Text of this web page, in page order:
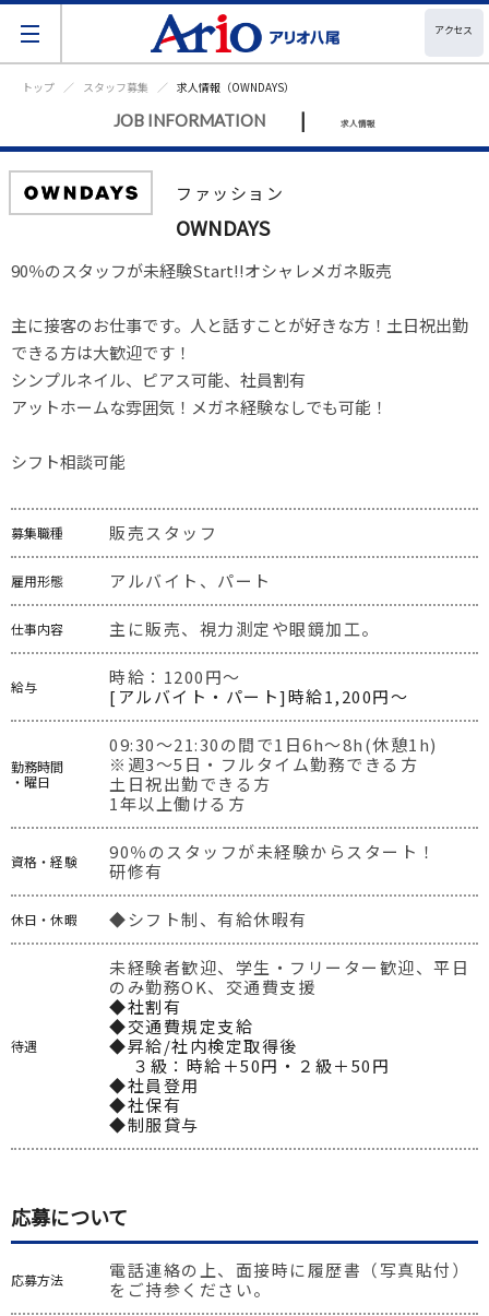
アクセス
トップ スタッフ募集 求人情報（OWNDAYS）
JOB INFORMATION | 求人情報
ファッション
OWNDAYS
90％のスタッフが未経験Start!!オシャレメガネ販売
主に接客のお仕事です。人と話すことが好きな方！土日祝出勤
できる方は大歓迎です！
シンプルネイル、ピアス可能、社員割有
アットホームな雰囲気！メガネ経験なしでも可能！
シフト相談可能
募集職種 販売スタッフ
雇用形態 アルバイト、パート
仕事内容 主に販売、視力測定や眼鏡加工。
給与
時給：1200円～
[アルバイト・パート]時給1,200円～
勤務時間
・曜日
09:30～21:30の間で1日6h～8h(休憩1h)
※週3～5日・フルタイム勤務できる方
土日祝出勤できる方
1年以上働ける方
資格・経験
90％のスタッフが未経験からスタート！
研修有
休日・休暇 ◆シフト制、有給休暇有
待遇
未経験者歓迎、学生・フリーター歓迎、平日
のみ勤務OK、交通費支援
◆社割有
◆交通費規定支給
◆昇給/社内検定取得後
３級：時給＋50円・２級＋50円
◆社員登用
◆社保有
◆制服貸与
応募について
応募方法
電話連絡の上、面接時に履歴書（写真貼付）
をご持参ください。